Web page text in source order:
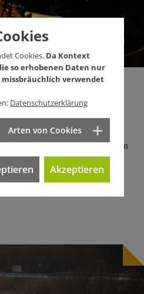
des
Regisseur Raoul Peck den ollen
Seine totzitierten
Kein Meisterwerk, aber
Cookies. Da Kontext
so erhobenen Daten nur
verwendet
Datenschutzerklärung
Arten von Cookies
Akzeptieren